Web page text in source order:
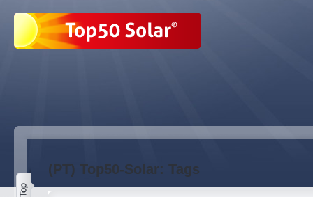
(PT) Top50-Solar: Tags